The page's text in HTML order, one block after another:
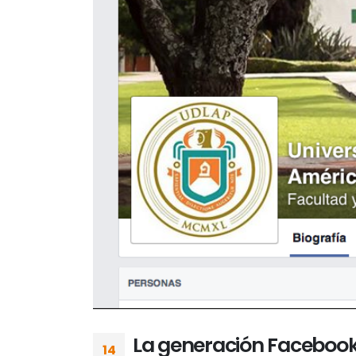
14 La generación